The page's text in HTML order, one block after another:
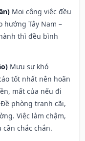
Mọi công việc đều
Tây Nam –
thì đều bình
Mưu sự khó
tốt nhất nên hoãn
mất của nếu đi
phòng tranh cãi,
Việc làm chậm,
chắc chắn.